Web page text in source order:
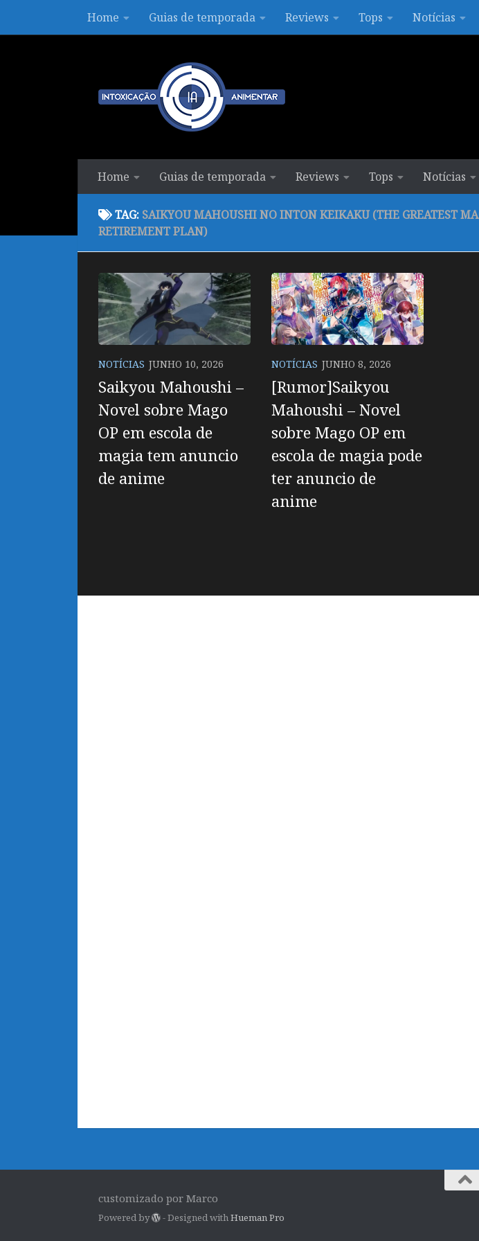
Skip to contentHome Guias de temporada Reviews Tops Notícias
Home Guias de temporada Reviews Tops Notícias
TAG: SAIKYOU MAHOUSHI NO INTON KEIKAKU (THE GREATEST
RETIREMENT PLAN)
NOTÍCIAS JUNHO 10, 2026
Saikyou Mahoushi –
Novel sobre Mago
OP em escola de
magia tem anuncio
de anime
NOTÍCIAS JUNHO 8, 2026
[Rumor]Saikyou
Mahoushi – Novel
sobre Mago OP em
escola de magia pode
ter anuncio de
anime
customizado por Marco
Powered by - Designed withHueman Pro